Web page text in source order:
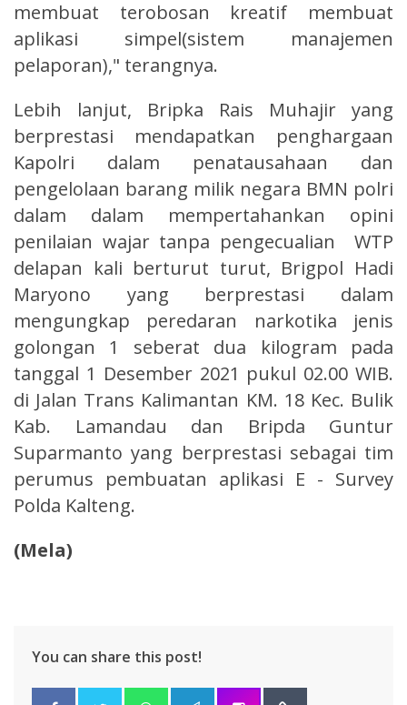
membuat terobosan kreatif membuat
aplikasi simpel(sistem manajemen
pelaporan)," terangnya.
Lebih lanjut, Bripka Rais Muhajir yang
berprestasi mendapatkan penghargaan
Kapolri dalam penatausahaan dan
pengelolaan barang milik negara BMN polri
dalam dalam mempertahankan opini
penilaian wajar tanpa pengecualian WTP
delapan kali berturut turut, Brigpol Hadi
Maryono yang berprestasi dalam
mengungkap peredaran narkotika jenis
golongan 1 seberat dua kilogram pada
tanggal 1 Desember 2021 pukul 02.00 WIB.
di Jalan Trans Kalimantan KM. 18 Kec. Bulik
Kab. Lamandau dan Bripda Guntur
Suparmanto yang berprestasi sebagai tim
perumus pembuatan aplikasi E - Survey
Polda Kalteng.
(Mela)
You can share this post!